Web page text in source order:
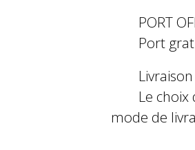
PORT
Port
Le
mode de